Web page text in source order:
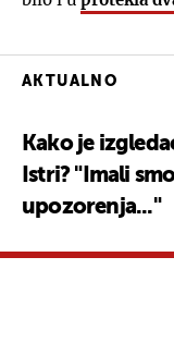
AKTUALNO
Kako je
Istri? "Imali
upozorenja..."